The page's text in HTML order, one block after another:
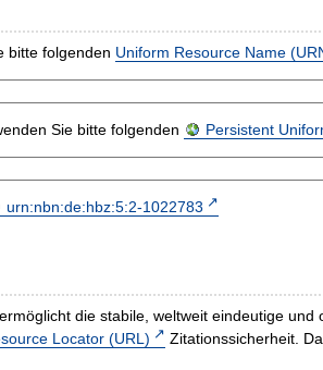
bitte folgenden Uniform Resource Name
Sie bitte folgenden Persistent
urn:nbn:de:hbz:5:2-1022783
ermöglicht die stabile, weltweit eindeutige
Locator (URL)
Zitationssicherheit.